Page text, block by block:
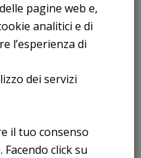
pagine web e,
analitici e di
l’esperienza di
dei servizi
il tuo consenso
click su